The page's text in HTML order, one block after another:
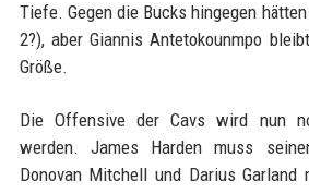
Tiefe. Gegen die Bucks hingegen
2?), aber Giannis Antetokounmpo
Größe.
Die Offensive der Cavs wird nun
werden. James Harden muss
Donovan Mitchell und Darius Garland